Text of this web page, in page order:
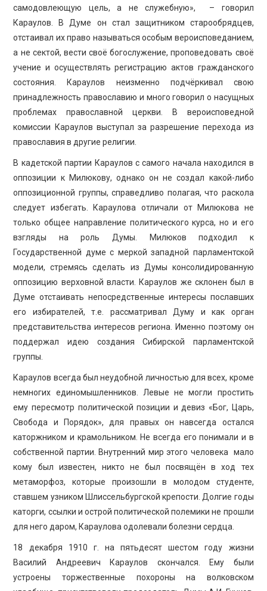
самодовлеющую цель, а не служебную», – говорил
Караулов. В Думе он стал защитником старообрядцев,
отстаивал их право называться особым вероисповеданием,
а не сектой, вести своё богослужение, проповедовать своё
учение и осуществлять регистрацию актов гражданского
состояния. Караулов неизменно подчёркивал свою
принадлежность православию и много говорил о насущных
проблемах православной церкви. В вероисповедной
комиссии Караулов выступал за разрешение перехода из
православия в другие религии.
В кадетской партии Караулов с самого начала находился в
оппозиции к Милюкову, однако он не создал какой-либо
оппозиционной группы, справедливо полагая, что раскола
следует избегать. Караулова отличали от Милюкова не
только общее направление политического курса, но и его
взгляды на роль Думы. Милюков подходил к
Государственной думе с меркой западной парламентской
модели, стремясь сделать из Думы консолидированную
оппозицию верховной власти. Караулов же склонен был в
Думе отстаивать непосредственные интересы пославших
его избирателей, т.е. рассматривал Думу и как орган
представительства интересов региона. Именно поэтому он
поддержал идею создания Сибирской парламентской
группы.
Караулов всегда был неудобной личностью для всех, кроме
немногих единомышленников. Левые не могли простить
ему пересмотр политической позиции и девиз «Бог, Царь,
Свобода и Порядок», для правых он навсегда остался
каторжником и крамольником. Не всегда его понимали и в
собственной партии. Внутренний мир этого человека мало
кому был известен, никто не был посвящён в ход тех
метаморфоз, которые произошли в молодом студенте,
ставшем узником Шлиссельбургской крепости. Долгие годы
каторги, ссылки и острой политической полемики не прошли
для него даром, Караулова одолевали болезни сердца.
18 декабря 1910 г. на пятьдесят шестом году жизни
Василий Андреевич Караулов скончался. Ему были
устроены торжественные похороны на волковском